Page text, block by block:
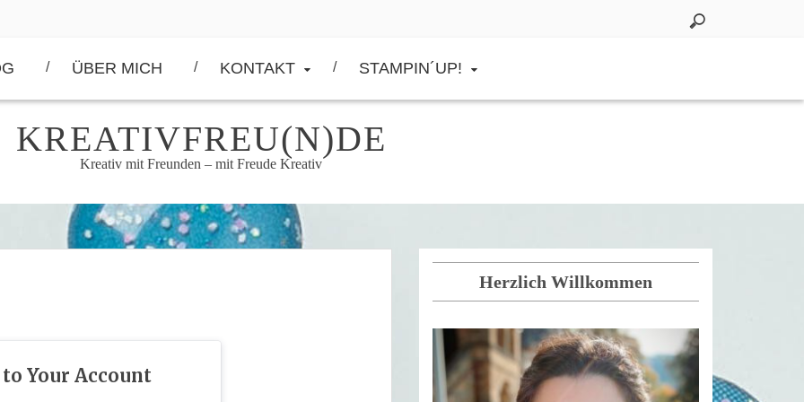
ÜBER MICH KONTAKT STAMPIN´UP!
KREATIVFREU(N)DE
Kreativ mit Freunden – mit Freude Kreativ
Your Account
Herzlich Willkommen